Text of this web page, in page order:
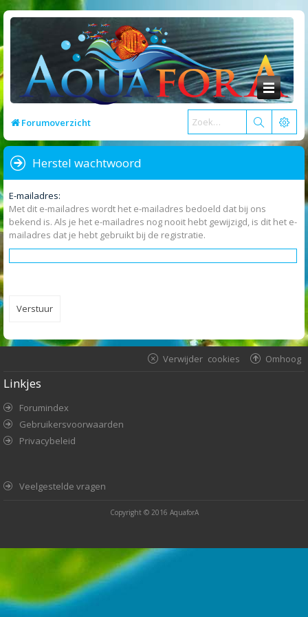
Forumoverzicht
Herstel wachtwoord
E-mailadres:
Met dit e-mailadres wordt het e-mailadres bedoeld dat bij ons
bekend is. Als je het e-mailadres nog nooit hebt gewijzigd, is dit het e-
mailadres dat je hebt gebruikt bij de registratie.
Omhoog
Verwijder cookies
Linkjes
Forumindex
Gebruikersvoorwaarden
Privacybeleid
Veelgestelde vragen
Copyright © 2016 AquaforA